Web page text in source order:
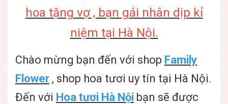
hoa tặng vợ , bạn gái nhân dịp kỉ
niệm tại Hà Nội.
Chào mừng bạn đến với shop Family
Flower , shop hoa tươi uy tín tại Hà Nội.
Đến với Hoa tươi Hà Nội bạn sẽ được